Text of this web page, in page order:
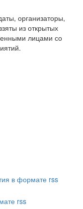
организаторы,
из открытых
лицами со